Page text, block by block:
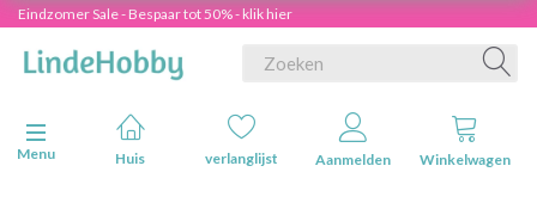
Eindzomer Sale - Bespaar tot 50% - klik hier
Navigatie in-/uitschakelen
Menu
Huis verlanglijst Aanmelden Winkelwagen